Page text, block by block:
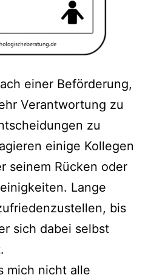
einer Beförderung,
Verantwortung zu
zu
einige Kollegen
seinem Rücken oder
Lange
bis
sich dabei selbst
mich nicht alle